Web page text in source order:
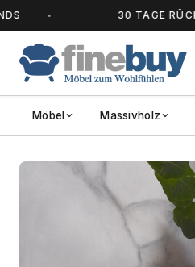
30 TAGE
Möbel Massivholz